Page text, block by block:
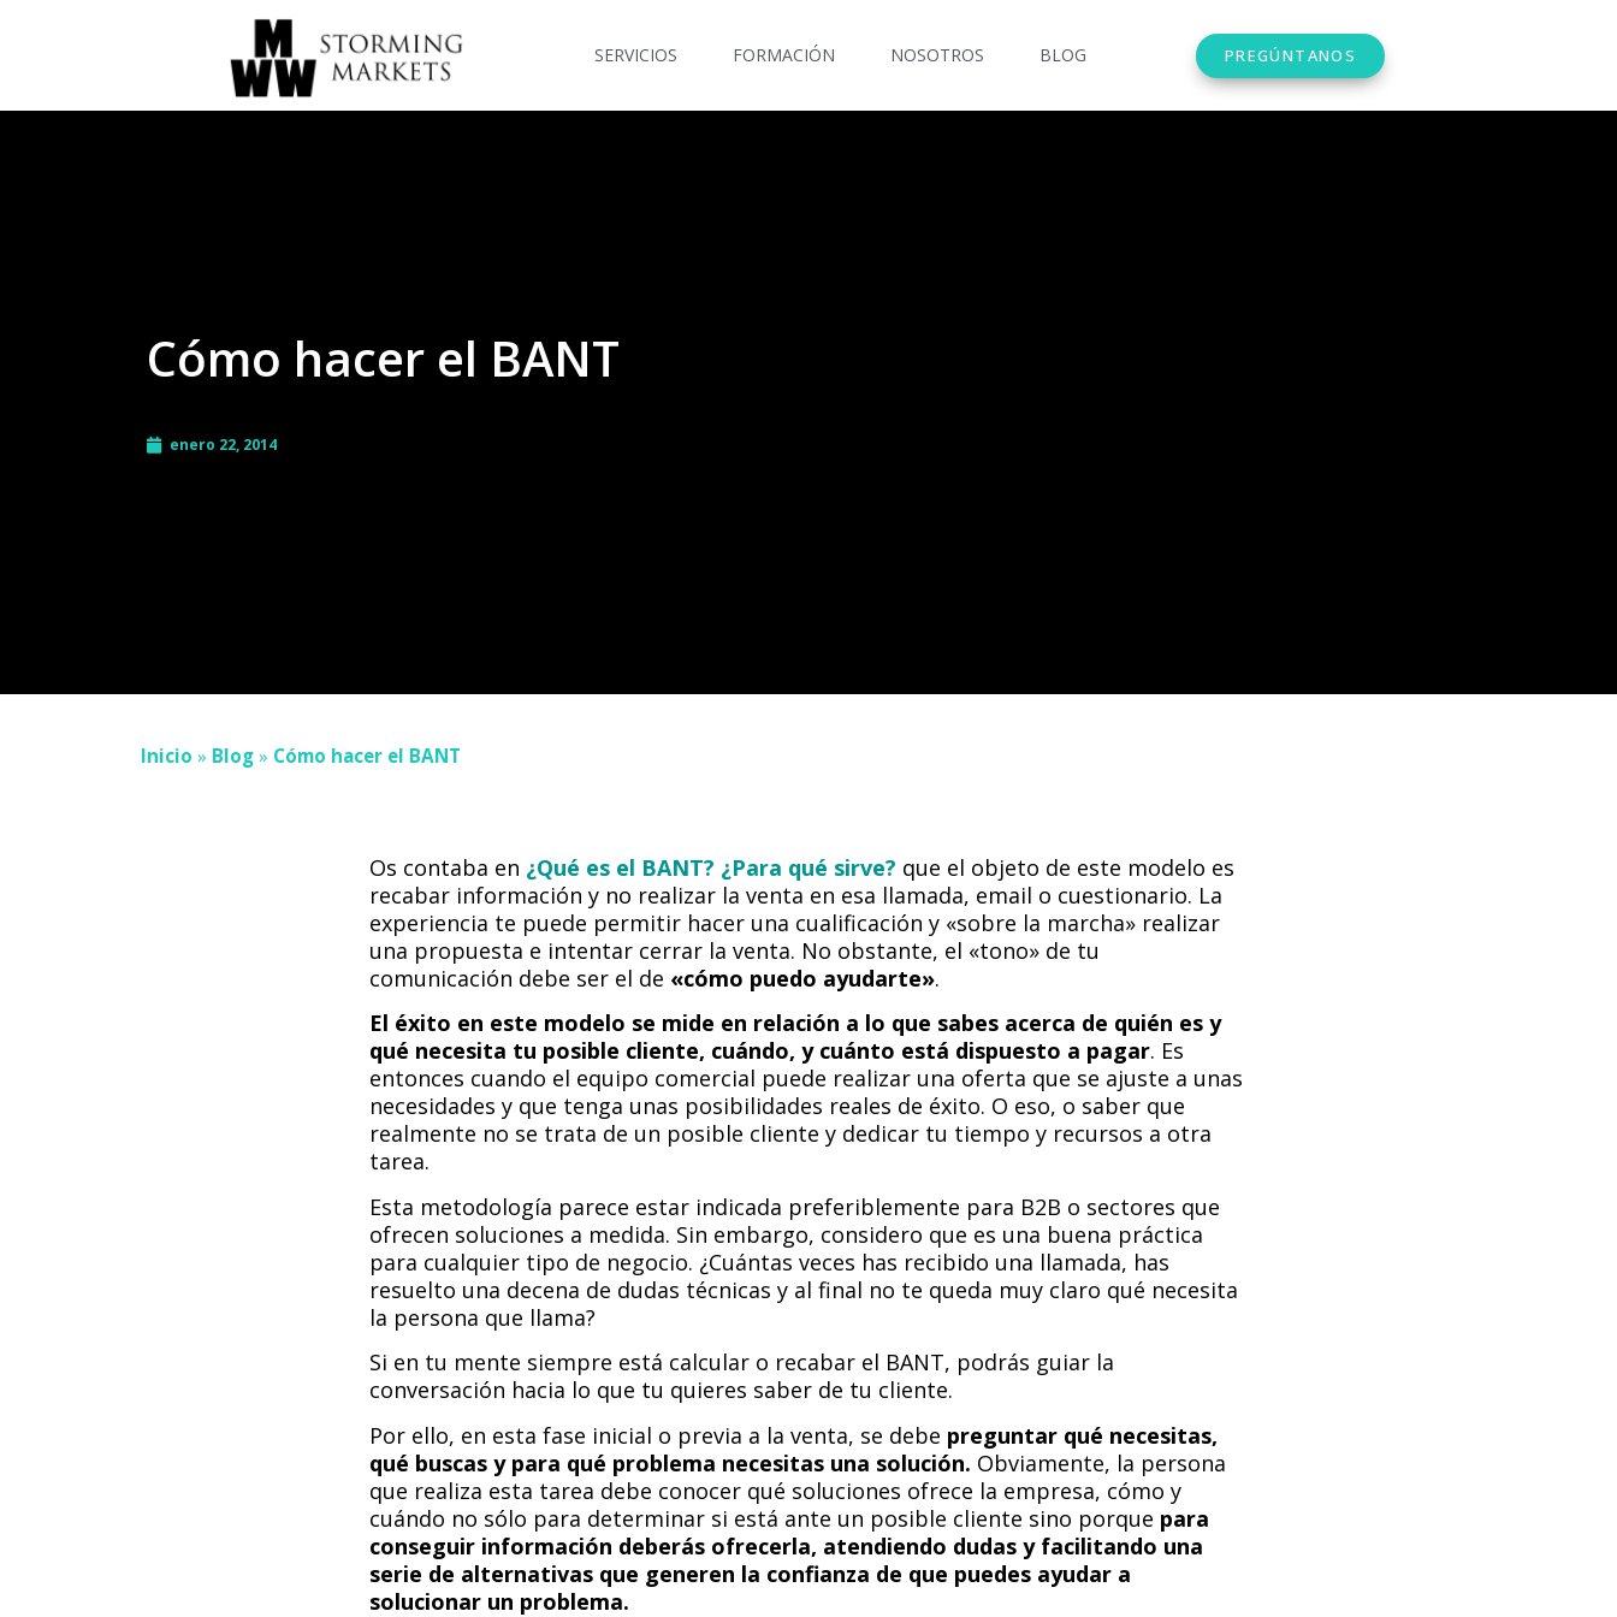
SERVICIOS FORMACIÓN NOSOTROS BLOG PREGÚNTANOS
Cómo hacer el BANT
enero 22, 2014
Inicio » Blog » Cómo hacer el BANT
Os contaba en ¿Qué es el BANT? ¿Para qué sirve? que el objeto de este modelo es
recabar información y no realizar la venta en esa llamada, email o cuestionario. La
experiencia te puede permitir hacer una cualificación y «sobre la marcha» realizar
una propuesta e intentar cerrar la venta. No obstante, el «tono» de tu
comunicación debe ser el de «cómo puedo ayudarte».
El éxito en este modelo se mide en relación a lo que sabes acerca de quién es y
qué necesita tu posible cliente, cuándo, y cuánto está dispuesto a pagar. Es
entonces cuando el equipo comercial puede realizar una oferta que se ajuste a unas
necesidades y que tenga unas posibilidades reales de éxito. O eso, o saber que
realmente no se trata de un posible cliente y dedicar tu tiempo y recursos a otra
tarea.
Esta metodología parece estar indicada preferiblemente para B2B o sectores que
ofrecen soluciones a medida. Sin embargo, considero que es una buena práctica
para cualquier tipo de negocio. ¿Cuántas veces has recibido una llamada, has
resuelto una decena de dudas técnicas y al final no te queda muy claro qué necesita
la persona que llama?
Si en tu mente siempre está calcular o recabar el BANT, podrás guiar la
conversación hacia lo que tu quieres saber de tu cliente.
Por ello, en esta fase inicial o previa a la venta, se debe preguntar qué necesitas,
qué buscas y para qué problema necesitas una solución. Obviamente, la persona
que realiza esta tarea debe conocer qué soluciones ofrece la empresa, cómo y
cuándo no sólo para determinar si está ante un posible cliente sino porque para
conseguir información deberás ofrecerla, atendiendo dudas y facilitando una
serie de alternativas que generen la confianza de que puedes ayudar a
solucionar un problema.